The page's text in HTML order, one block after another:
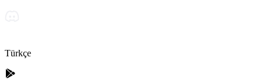
Türkçe